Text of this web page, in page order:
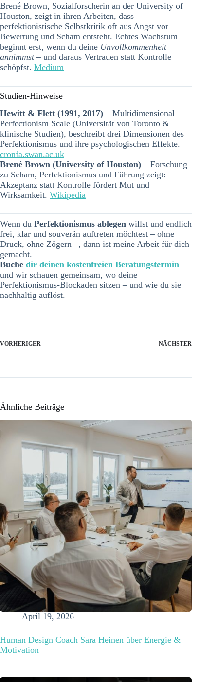
Brené Brown, Sozialforscherin an der University of
Houston, zeigt in ihren Arbeiten, dass
perfektionistische Selbstkritik oft aus Angst vor
Bewertung und Scham entsteht. Echtes Wachstum
beginnt erst, wenn du deine Unvollkommenheit
annimmst– und daraus Vertrauen statt Kontrolle
schöpfst. Medium
Studien-Hinweise
Hewitt & Flett (1991, 2017) – Multidimensional
Perfectionism Scale (Universität von Toronto &
klinische Studien), beschreibt drei Dimensionen des
Perfektionismus und ihre psychologischen Effekte.
cronfa.swan.ac.uk
Brené Brown (University of Houston) – Forschung
zu Scham, Perfektionismus und Führung zeigt:
Akzeptanz statt Kontrolle fördert Mut und
Wirksamkeit. Wikipedia
Wenn du Perfektionismus ablegen willst und endlich
frei, klar und souverän auftreten möchtest – ohne
Druck, ohne Zögern –, dann ist meine Arbeit für dich
gemacht.
Buche dir deinen kostenfreien Beratungstermin
und wir schauen gemeinsam, wo deine
Perfektionismus-Blockaden sitzen – und wie du sie
nachhaltig auflöst.
VORHERIGER NÄCHSTER
Ähnliche Beiträge
April 19, 2026
Human Design Coach Sara Heinen über Energie &
Motivation